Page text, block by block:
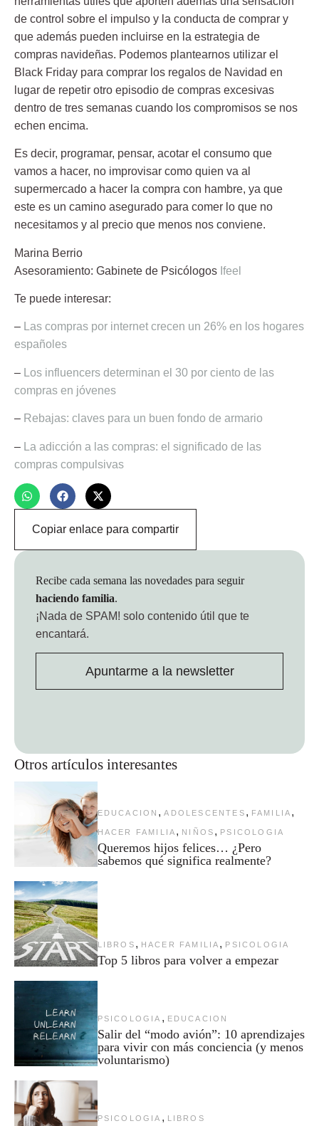
de control sobre el impulso y la conducta de comprar y
que además pueden incluirse en la estrategia de
compras navideñas. Podemos plantearnos utilizar el
Black Friday para comprar los regalos de Navidad en
lugar de repetir otro episodio de compras excesivas
dentro de tres semanas cuando los compromisos se nos
echen encima.
Es decir, programar, pensar, acotar el consumo que
vamos a hacer, no improvisar como quien va al
supermercado a hacer la compra con hambre, ya que
este es un camino asegurado para comer lo que no
necesitamos y al precio que menos nos conviene.
Marina Berrio
Asesoramiento: Gabinete de Psicólogos Ifeel
Te puede interesar:
– Las compras por internet crecen un 26% en los hogares
españoles
–
Los influencers determinan el 30 por ciento de las
compras en jóvenes
– Rebajas: claves para un buen fondo de armario
–
La adicción a las compras: el significado de las
compras compulsivas
Copiar enlace para compartir
Otros artículos interesantes
EDUCACION , ADOLESCENTES , FAMILIA ,
HACER FAMILIA , NIÑOS , PSICOLOGIA
Queremos hijos felices… ¿Pero
sabemos qué significa realmente?
LIBROS , HACER FAMILIA , PSICOLOGIA
Top 5 libros para volver a empezar
PSICOLOGIA , EDUCACION
Salir del “modo avión”: 10 aprendizajes
para vivir con más conciencia (y menos
voluntarismo)
PSICOLOGIA , LIBROS
Recibe cada semana las novedades para seguir
haciendo familia.
¡Nada de SPAM! solo contenido útil que te
encantará.
Apuntarme a la newsletter